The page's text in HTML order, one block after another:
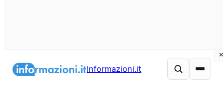
Informazioni.it